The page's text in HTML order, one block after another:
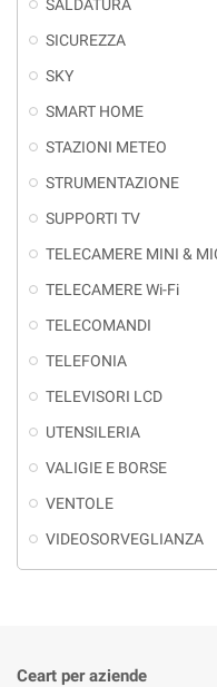
SALDATURA
SICUREZZA
SKY
SMART HOME
STAZIONI METEO
STRUMENTAZIONE
SUPPORTI TV
TELECAMERE MINI &
TELECAMERE Wi-Fi
TELECOMANDI
TELEFONIA
TELEVISORI LCD
UTENSILERIA
VALIGIE E BORSE
VENTOLE
VIDEOSORVEGLIANZA
Ceart per aziende